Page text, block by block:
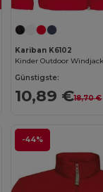
Kariban K6102
Günstigste:
10,89 €18,70 €
-44%